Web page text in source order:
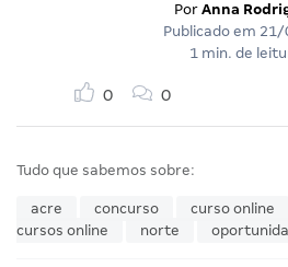
Por Anna
Publicado em 21/
1 min. de
0 0
Tudo que sabemos sobre:
acre concurso curso online
cursos online
norte